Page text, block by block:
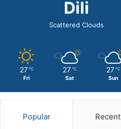
Dili
Scattered Clouds
27 ℃
Fri
27 ℃
Sat
27 ℃
Sun
Popular Recent